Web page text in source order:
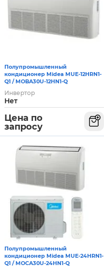
Полупромышленный
кондиционер Midea MUE-12HRN1-
Q1 / MOBA30U-12HN1-Q
Инвертор
Нет
Цена по
запросу
Полупромышленный
кондиционер Midea MUE-24HRN1-
Q1 / MOCA30U-24HN1-Q